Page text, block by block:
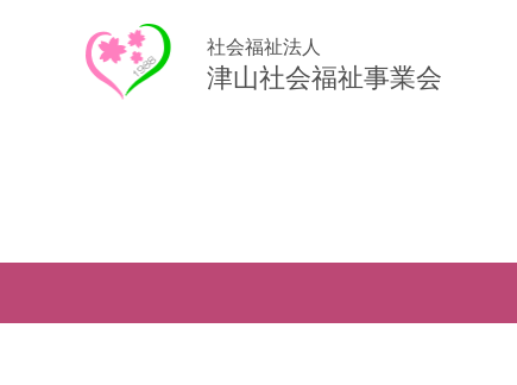
社会福祉法人
津山社会福祉事業会